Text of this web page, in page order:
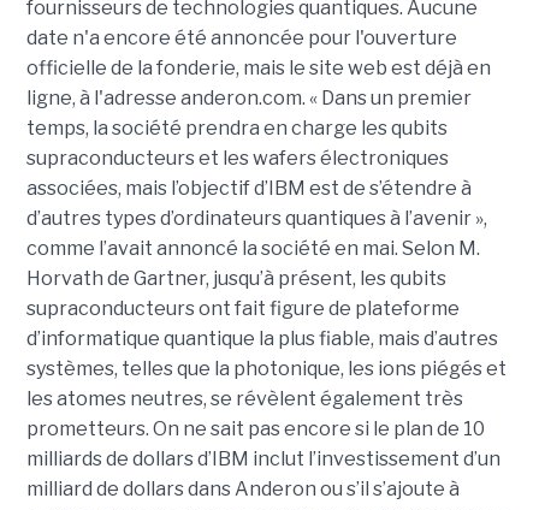
fournisseurs de technologies quantiques. Aucune
date n'a encore été annoncée pour l'ouverture
officielle de la fonderie, mais le site web est déjà en
ligne, à l'adresse anderon.com. « Dans un premier
temps, la société prendra en charge les qubits
supraconducteurs et les wafers électroniques
associées, mais l’objectif d’IBM est de s’étendre à
d’autres types d’ordinateurs quantiques à l’avenir »,
comme l’avait annoncé la société en mai. Selon M.
Horvath de Gartner, jusqu’à présent, les qubits
supraconducteurs ont fait figure de plateforme
d’informatique quantique la plus fiable, mais d’autres
systèmes, telles que la photonique, les ions piégés et
les atomes neutres, se révèlent également très
prometteurs. On ne sait pas encore si le plan de 10
milliards de dollars d’IBM inclut l’investissement d’un
milliard de dollars dans Anderon ou s’il s’ajoute à